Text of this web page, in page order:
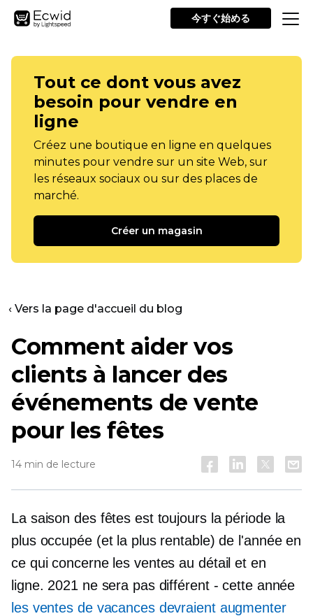
今すぐ始める
Tout ce dont vous avez
besoin pour vendre en
ligne
Créez une boutique en ligne en quelques
minutes pour vendre sur un site Web, sur
les réseaux sociaux ou sur des places de
marché.
Créer un magasin
‹ Vers la page d'accueil du blog
Comment aider vos
clients à lancer des
événements de vente
pour les fêtes
14 min de lecture
La saison des fêtes est toujours la période la
plus occupée (et la plus rentable) de l'année en
ce qui concerne les ventes au détail et en
ligne. 2021 ne sera pas différent - cette année
les ventes de vacances devraient augmenter